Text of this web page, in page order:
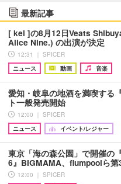
最新記事
[ kei ]の8月12日Veats
Alice Nine.) の出演が決定
12:31 ｜ SPICER
ニュース
動画 音楽
愛知・岐阜の地酒を満喫する
ト一般発売開始
12:00 ｜ SPICER
ニュース
イベント/レジャー
東京「海の森公園」で開催の
6』BIGMAMA、flumpoolら
12:00 ｜ SPICER